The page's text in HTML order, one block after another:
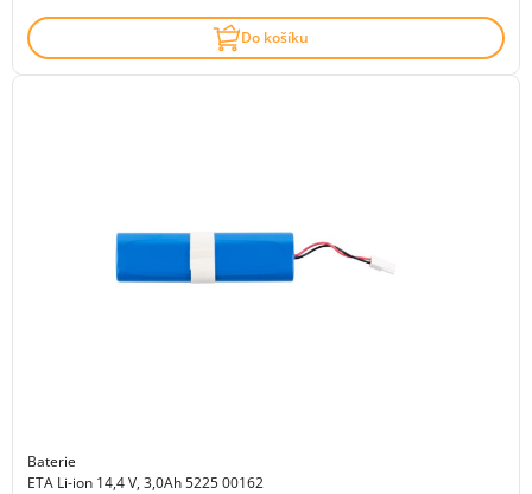
Do košíku
Baterie
ETA Li-ion 14,4 V, 3,0Ah 5225 00162